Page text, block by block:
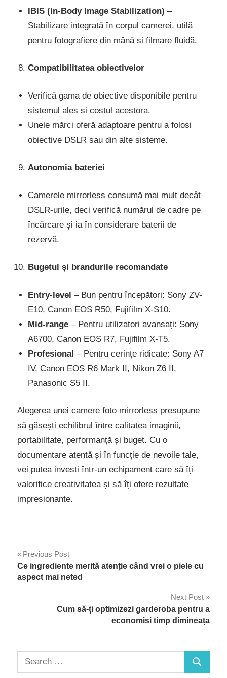
IBIS (In-Body Image Stabilization) –
Stabilizare integrată în corpul camerei, utilă
pentru fotografiere din mână și filmare fluidă.
Compatibilitatea obiectivelor
Verifică gama de obiective disponibile pentru
sistemul ales și costul acestora.
Unele mărci oferă adaptoare pentru a folosi
obiective DSLR sau din alte sisteme.
Autonomia bateriei
Camerele mirrorless consumă mai mult decât
DSLR-urile, deci verifică numărul de cadre pe
încărcare și ia în considerare baterii de
rezervă.
Bugetul și brandurile recomandate
Entry-level – Bun pentru începători: Sony ZV-
E10, Canon EOS R50, Fujifilm X-S10.
Mid-range – Pentru utilizatori avansați: Sony
A6700, Canon EOS R7, Fujifilm X-T5.
Profesional – Pentru cerințe ridicate: Sony A7
IV, Canon EOS R6 Mark II, Nikon Z6 II,
Panasonic S5 II.
Alegerea unei camere foto mirrorless presupune
să găsești echilibrul între calitatea imaginii,
portabilitate, performanță și buget. Cu o
documentare atentă și în funcție de nevoile tale,
vei putea investi într-un echipament care să îți
valorifice creativitatea și să îți ofere rezultate
impresionante.
Navigare
în
Previous Post
Ce ingrediente merită atenție când vrei o piele cu
aspect mai neted
Next Post
Cum să-ți optimizezi garderoba pentru a
economisi timp dimineața
Search
for:
Search